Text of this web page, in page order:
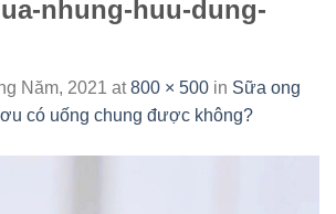
nhung-huu-dung-
Năm, 2021 at800 × 500 in Sữa ong
có uống chung được không?